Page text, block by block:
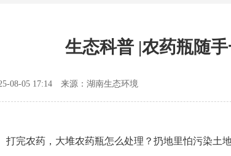
生态科普 |农药瓶随
08-05 17:14 来源：湖南生态环境
打完农药，大堆农药瓶怎么处理？扔地里怕污染土